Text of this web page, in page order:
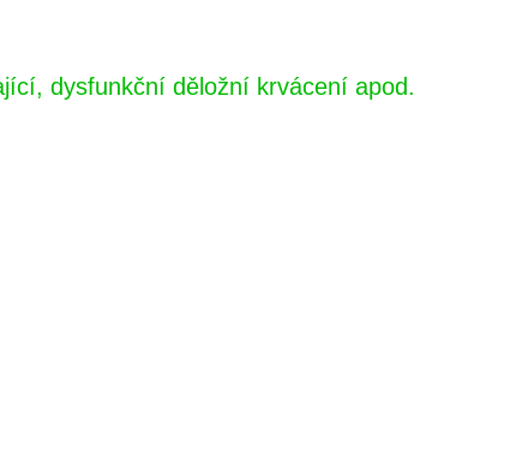
dysfunkční děložní krvácení apod.